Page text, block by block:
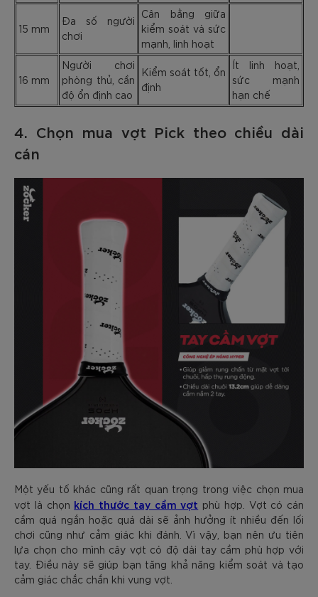
15 mm
Đa số người
chơi
Cân bằng giữa
kiểm soát và sức
mạnh, linh hoạt
16 mm
Người chơi
phòng thủ, cần
độ ổn định cao
Kiểm soát tốt, ổn
định
Ít linh hoạt,
sức mạnh
hạn chế
4. Chọn mua vợt Pick theo chiều dài
cán
Một yếu tố khác cũng rất quan trọng trong việc chọn mua
vợt là chọn kích thước tay cầm vợt phù hợp. Vợt có cán
cầm quá ngắn hoặc quá dài sẽ ảnh hưởng ít nhiều đến lối
chơi cũng như cảm giác khi đánh. Vì vậy, bạn nên ưu tiên
lựa chọn cho mình cây vợt có độ dài tay cầm phù hợp với
tay. Điều này sẽ giúp bạn tăng khả năng kiểm soát và tạo
cảm giác chắc chắn khi vung vợt.